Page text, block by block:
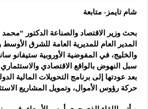
شام تايمز- متابعة
بحث وزير الاقتصاد والصناعة الدكتور
المدير العام للمديرية العامة للشرق الأوسط
والخليج، في المفوضية الأوروبية ستيفانو
سبل النهوض بالواقع الاقتصادي
بعد عودتها إلى برنامج التحويلات المالية
حركة رؤوس الأموال، وتمويل المشاريع